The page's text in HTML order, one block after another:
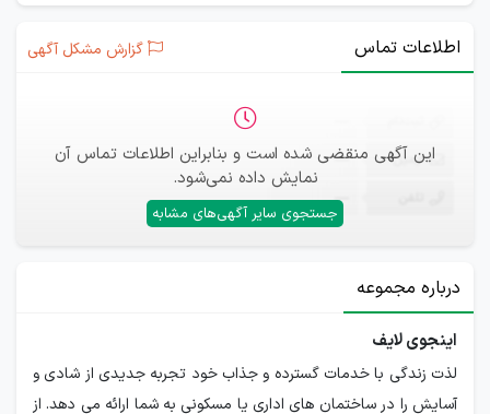
اطلاعات تماس گزارش مشکل آگهی
این آگهی منقضی شده است و بنابراین اطلاعات تماس آن
نمایش داده نمی‌شود.
جستجوی سایر آگهی‌های مشابه
ایمیل —
—
درباره مجموعه
اینجوی لایف
لذت زندگی با خدمات گسترده و جذاب خود تجربه جدیدی از شادی و
آسایش را در ساختمان های اداری یا مسکونی به شما ارائه می دهد. از